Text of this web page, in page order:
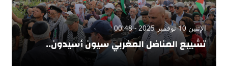
الإثنين 10 نوفمبر 2025 - 00:48
تشييع المناضل المغربي سيون أسيدون..